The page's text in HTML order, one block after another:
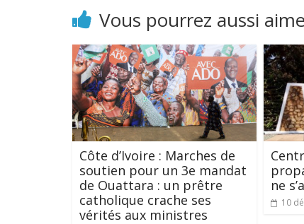
Vous pourrez aussi
Côte d’Ivoire : Marches de
soutien pour un 3e mandat
de Ouattara : un prêtre
catholique crache ses
vérités aux ministres
ne
10